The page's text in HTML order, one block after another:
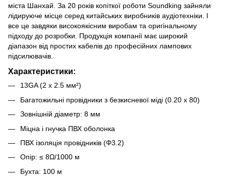
міста Шанхай. За 20 років копіткої роботи Soundking зайняли
лідируюче місце серед китайських виробників аудіотехніки. І
все це завдяки високоякісним виробам та оригінальному
підходу до розробки. Продукція компанії має широкий
діапазон від простих кабелів до професійних лампових
підсилювачів.
Характеристики:
13GA (2 x 2.5 мм²)
Багатожильні провідники з безкисневої міді (0.20 х 80)
Зовнішній діаметр: 8 мм
Міцна і гнучка ПВХ оболонка
ПВХ ізоляція провідників (Φ3.2)
Опір: ≤ 8Ω/1000 м
Бухта: 100 м